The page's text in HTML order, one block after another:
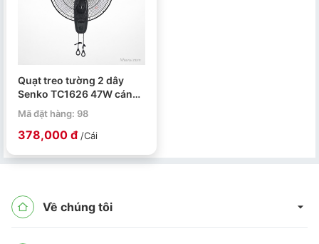
Quạt treo tường 2 dây
Senko TC1626 47W cánh
39cm
Mã đặt hàng: 98
378,000 đ /Cái
Về chúng tôi